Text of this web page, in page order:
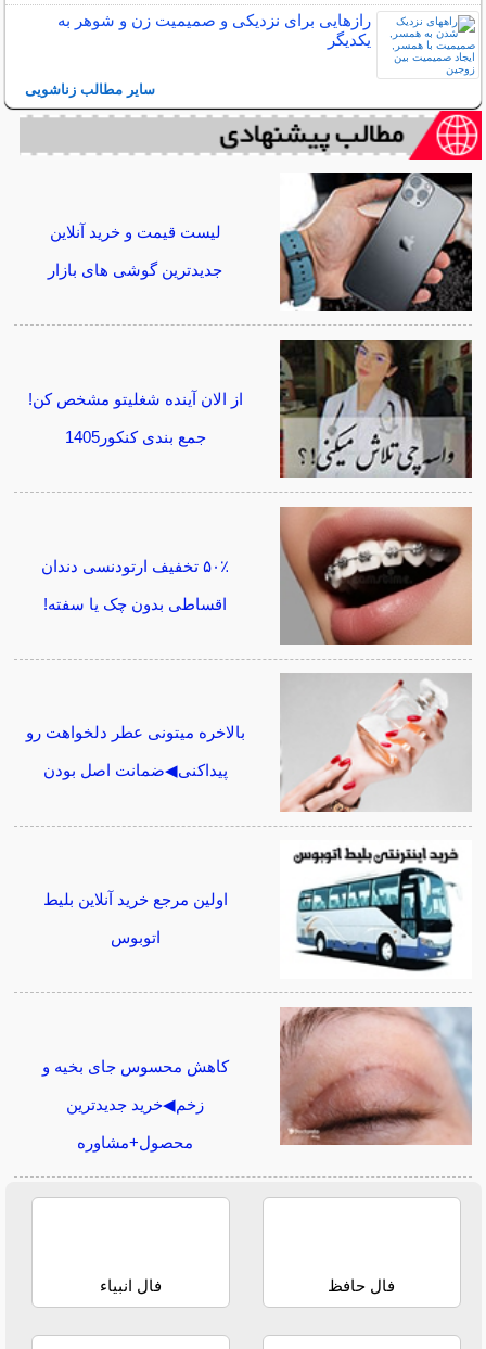
رازهایی برای نزدیکی و صمیمیت زن و شوهر به
یکدیگر
سایر مطالب زناشویی
لیست قیمت و خرید آنلاین
جدیدترین گوشی های بازار
از الان آینده شغلیتو مشخص کن!
جمع بندی کنکور1405
۵۰٪ تخفیف ارتودنسی دندان
اقساطی بدون چک یا سفته!
بالاخره میتونی عطر دلخواهت رو
پیداکنی◀ضمانت اصل بودن
اولین مرجع خرید آنلاین بلیط
اتوبوس
کاهش محسوس جای بخیه و
زخم◀خرید جدیدترین
محصول+مشاوره
فال حافظ فال انبیاء